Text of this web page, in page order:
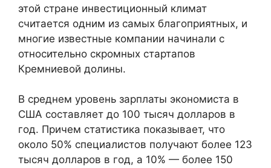
этой стране инвестиционный климат
считается одним из самых благоприятных, и
многие известные компании начинали с
относительно скромных стартапов
Кремниевой долины.
В среднем уровень зарплаты экономиста в
США составляет до 100 тысяч долларов в
год. Причем статистика показывает, что
около 50% специалистов получают более 123
тысяч долларов в год, а 10% — более 150